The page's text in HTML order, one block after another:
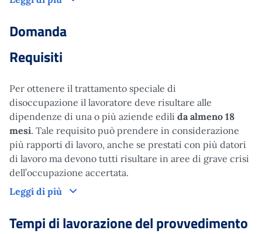
Domanda
Requisiti
Per ottenere il trattamento speciale di
disoccupazione il lavoratore deve risultare alle
dipendenze di una o più aziende edili da almeno 18
mesi. Tale requisito può prendere in considerazione
più rapporti di lavoro, anche se prestati con più datori
di lavoro ma devono tutti risultare in aree di grave crisi
dell’occupazione accertata.
Leggi di più
Domanda
Tempi di lavorazione del provvedimento